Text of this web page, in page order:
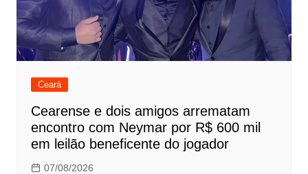
Ceará
Cearense e dois amigos arrematam
encontro com Neymar por R$ 600 mil
em leilão beneficente do jogador
07/08/2026